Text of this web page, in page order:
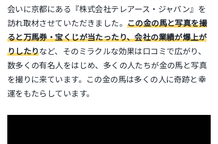
会いに京都にある『株式会社テレアース・ジャパン』を
訪れ取材させていただきました。この金の馬と写真を撮
ると万馬券・宝くじが当たったり、会社の業績が爆上が
りしたりなど、そのミラクルな効果は口コミで広がり、
数多くの有名人をはじめ、多くの人たちが金の馬と写真
を撮りに来ています。この金の馬は多くの人に奇跡と幸
運をもたらしています。